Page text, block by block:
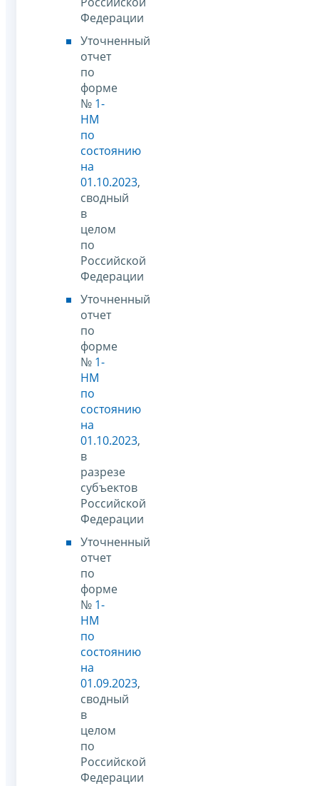
Федерации
Уточненный
отчет
по
форме
№ 1-
НМ
по
состоянию
на
01.10.2023,
сводный
в
целом
по
Российской
Федерации
Уточненный
отчет
по
форме
№ 1-
НМ
по
состоянию
на
01.10.2023,
в
разрезе
субъектов
Российской
Федерации
Уточненный
отчет
по
форме
№ 1-
НМ
по
состоянию
на
01.09.2023,
сводный
в
целом
по
Российской
Федерации